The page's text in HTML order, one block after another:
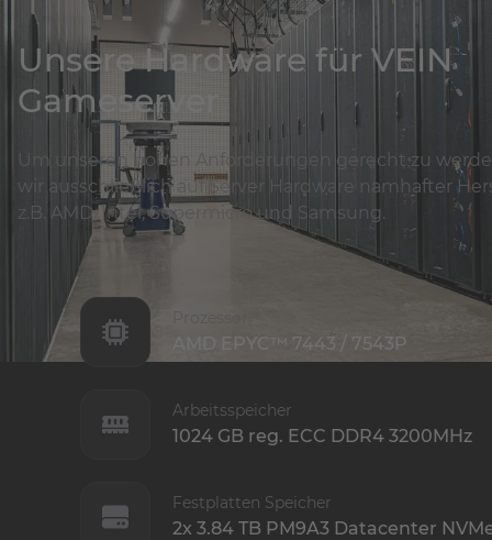
Unsere Hardware für VEIN
Gameserver
Um unseren hohen Anforderungen gerecht zu
wir ausschließlich auf Server Hardware namhafter
z.B. AMD, Intel, Supermicro und Samsung.
AMD EPYC™ 7443 / 7543P
Arbeitsspeicher
1024 GB reg. ECC DDR4 3200MHz
Festplatten Speicher
2x 3.84 TB PM9A3 Datacenter